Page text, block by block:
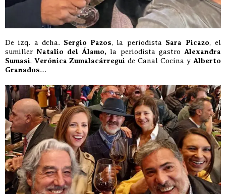
De izq. a dcha. Sergio Pazos, la periodista Sara Picazo, el
sumiller Natalio del Álamo, la periodista gastro Alexandra
Sumasi, Verónica Zumalacárregui de Canal Cocina y Alberto
Granados…